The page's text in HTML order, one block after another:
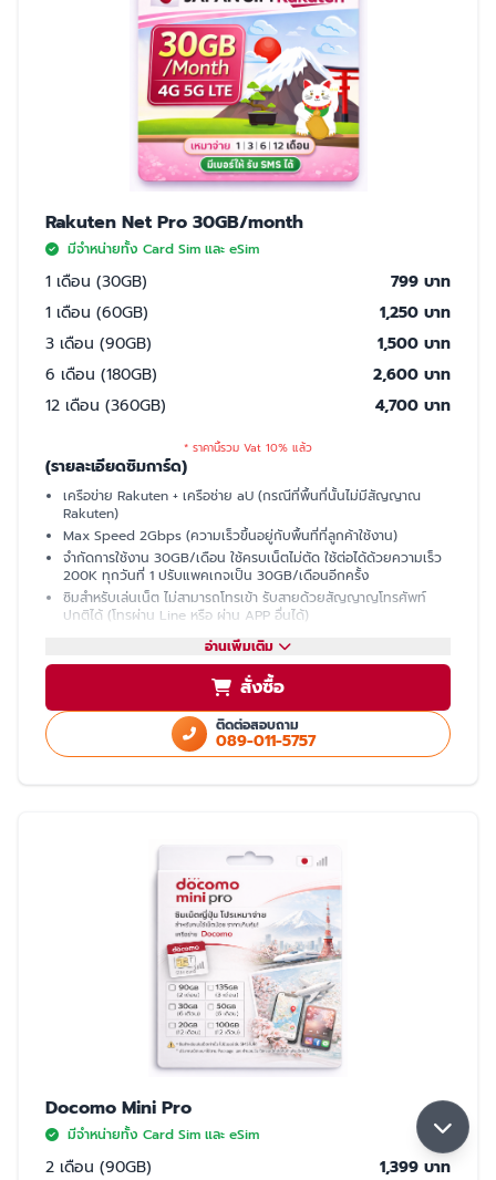
Rakuten Net Pro 30GB/month
มีจำหน่ายทั้ง Card Sim และ eSim
1 เดือน (30GB)
799 บาท
1 เดือน (60GB)
1,250 บาท
3 เดือน (90GB)
1,500 บาท
6 เดือน (180GB)
2,600 บาท
12 เดือน (360GB)
4,700 บาท
* ราคานี้รวม Vat 10% แล้ว
(รายละเอียดซิมการ์ด)
เครือข่าย Rakuten + เครือช่าย aU (กรณีที่พื้นที่นั้นไม่มีสัญญาณ
Rakuten)
Max Speed 2Gbps (ความเร็วขึ้นอยู่กับพื้นที่ที่ลูกค้าใช้งาน)
จำกัดการใช้งาน 30GB/เดือน ใช้ครบเน็ตไม่ตัด ใช้ต่อได้ด้วยความเร็ว
200K ทุกวันที่ 1 ปรับแพคเกจเป็น 30GB/เดือนอีกครั้ง
ซิมสำหรับเล่นเน็ต ไม่สามารถโทรเข้า รับสายด้วยสัญญาญโทรศัพท์
ปกติได้ (โทรผ่าน Line หรือ ผ่าน APP อื่นได้)
มีเบอร์ให้ รับ SMS ได้ (ใช้ซื้อบัตรคอนเสิร์ต, ซื้อของออนไลน์, เปิดบัญชี
แชร์ฮอตสปอต (Hotspot)ไม่ได้
ใช้สำเนา Passport หรือ สำเนาบัตรประชาชนในการสั่งซื้อ
ใช้ได้เฉพาะในประเทศญี่ปุ่นเท่านั้น
มี 2 แบบให้เลือก ซิมปกติ และ eSim
5GB หากใช้ครบ 5GB ความเร็วจะลดลงเหลือ 200K จนกว่าลูกค้าจะย้ายพื้นที่ที่มี
สัญญาน Rakuten ความเร็วจะกลับมาปกติ 30GB/เดือน
อ่านเพิ่มเติม
สั่งซื้อ
ติดต่อสอบถาม
089-011-5757
Docomo Mini Pro
มีจำหน่ายทั้ง Card Sim และ eSim
2 เดือน (90GB) 1,399 บาท